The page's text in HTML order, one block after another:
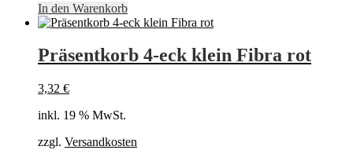
In den Warenkorb
Präsentkorb 4-eck klein Fibra rot
3,32 €
inkl. 19 % MwSt.
zzgl. Versandkosten